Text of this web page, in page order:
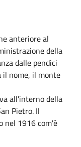
anteriore al
della
dalle pendici
il nome, il monte
all'interno della
Pietro. Il
nel 1916 com'è